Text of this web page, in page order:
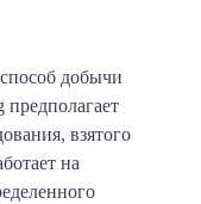
добычи
взятого
на